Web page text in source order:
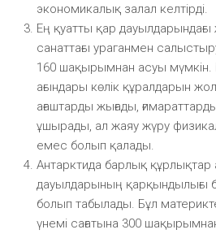
экономикалық залал келтірді.
Ең қуатты қар дауылдарындағы
санаттағы ураганмен
160 шақырымнан асуы мүмкін.
ағындары көлік құралдарын
ағаштарды жығады,
ұшырады, ал жаяу жүру
емес болып қалады.
Антарктида барлық
дауылдарының қарқындылығы
болып табылады. Бұл
үнемі сағатына 300